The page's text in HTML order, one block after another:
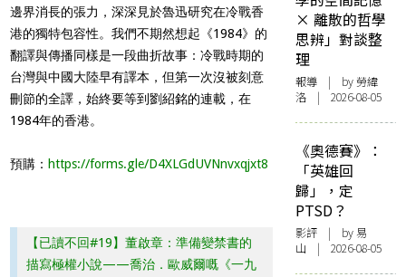
邊界消長的張力，深深見於魯迅研究在冷戰香
港的獨特包容性。我們不期然想起《1984》的
翻譯與傳播同樣是一段曲折故事：冷戰時期的
台灣與中國大陸早有譯本，但第一次沒被刻意
刪節的全譯，始終要等到劉紹銘的連載，在
1984年的香港。
預購： https://forms.gle/D4XLGdUVNnvxqjxt8
【已讀不回#19】董啟章：準備變禁書的
描寫極權小說——喬治．歐威爾嘅《一九
× 離散的哲學
思辨」對談整
理
報導 | by 勞緯
洛 | 2026-08-05
《奧德賽》：
「英雄回
歸」，定
PTSD？
影評 | by 易
山 | 2026-08-05